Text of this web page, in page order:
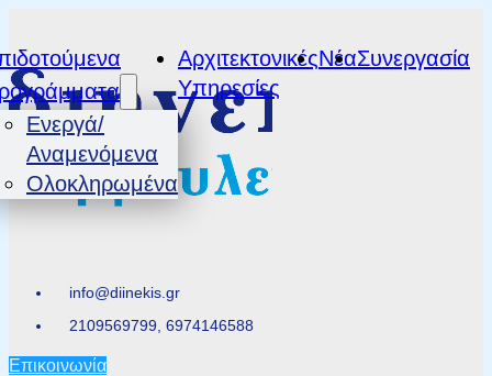
info@diinekis.gr
2109569799, 6974146588
Επικοινωνία
Ενεργά/
Αναμενόμενα
Ολοκληρωμένα
Αρχιτεκτονικές
Υπηρεσίες
ΝέαΣυνεργασία